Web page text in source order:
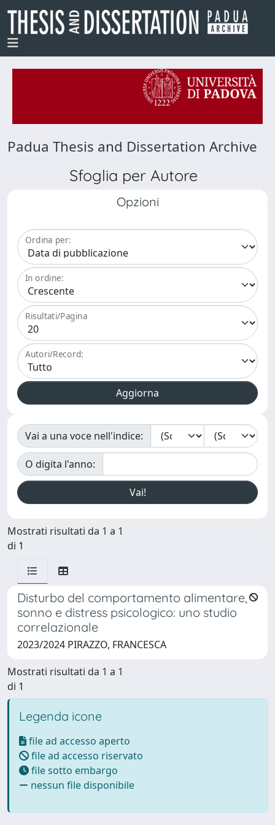
Padua Thesis and Dissertation Archive
Sfoglia per Autore
Opzioni
Ordina per:
In ordine:
Risultati/Pagina
Autori/Record:
Vai a una voce nell'indice:
O digita l'anno:
Mostrati risultati da 1 a 1
di 1
Disturbo del comportamento alimentare,
sonno e distress psicologico: uno studio
correlazionale
2023/2024 PIRAZZO, FRANCESCA
Mostrati risultati da 1 a 1
di 1
Legenda icone
file ad accesso aperto
file ad accesso riservato
file sotto embargo
nessun file disponibile